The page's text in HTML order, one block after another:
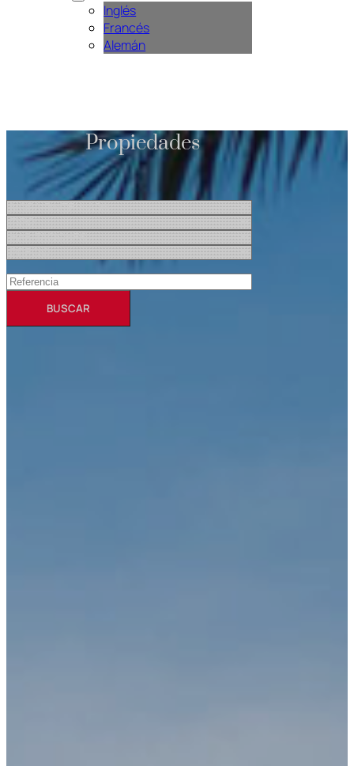
Inglés
Francés
Alemán
Propiedades
BUSCAR